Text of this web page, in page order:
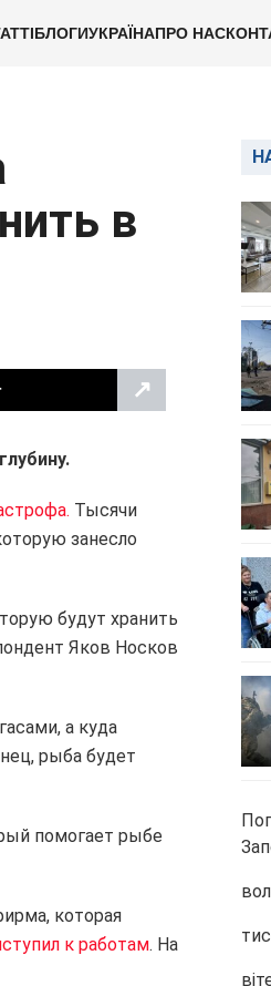
БЛОГИУКРАЇНАПРО НАС
в
↗
Тысячи
занесло
будут хранить
Яков Носков
а куда
рыба будет
помогает рыбе
которая
к работам. На